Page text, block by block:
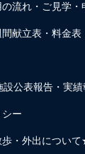
流れ・ご見学・
献立表・料金表
設公表報告・実
ー
・外出につい